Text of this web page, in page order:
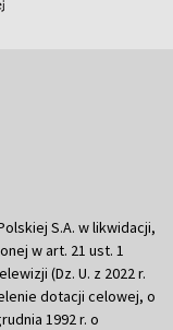
S.A. w likwidacji,
w art. 21 ust. 1
(Dz. U. z 2022 r.
dotacji celowej, o
1992 r. o